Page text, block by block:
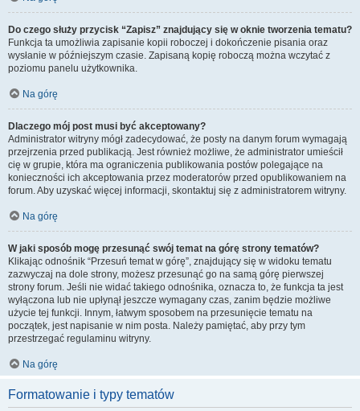
Do czego służy przycisk “Zapisz” znajdujący się w oknie tworzenia tematu?
Funkcja ta umożliwia zapisanie kopii roboczej i dokończenie pisania oraz
wysłanie w późniejszym czasie. Zapisaną kopię roboczą można wczytać z
poziomu panelu użytkownika.
Na górę
Dlaczego mój post musi być akceptowany?
Administrator witryny mógł zadecydować, że posty na danym forum wymagają
przejrzenia przed publikacją. Jest również możliwe, że administrator umieścił
cię w grupie, która ma ograniczenia publikowania postów polegające na
konieczności ich akceptowania przez moderatorów przed opublikowaniem na
forum. Aby uzyskać więcej informacji, skontaktuj się z administratorem witryny.
Na górę
W jaki sposób mogę przesunąć swój temat na górę strony tematów?
Klikając odnośnik “Przesuń temat w górę”, znajdujący się w widoku tematu
zazwyczaj na dole strony, możesz przesunąć go na samą górę pierwszej
strony forum. Jeśli nie widać takiego odnośnika, oznacza to, że funkcja ta jest
wyłączona lub nie upłynął jeszcze wymagany czas, zanim będzie możliwe
użycie tej funkcji. Innym, łatwym sposobem na przesunięcie tematu na
początek, jest napisanie w nim posta. Należy pamiętać, aby przy tym
przestrzegać regulaminu witryny.
Na górę
Formatowanie i typy tematów